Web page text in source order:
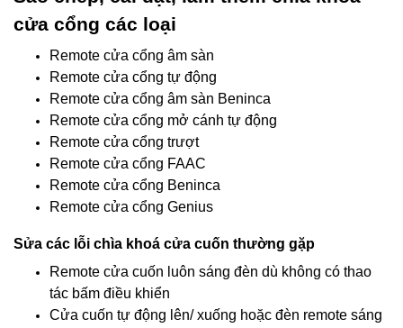
cửa cổng các loại
Remote cửa cổng âm sàn
Remote cửa cổng tự động
Remote cửa cổng âm sàn Beninca
Remote cửa cổng mở cánh tự động
Remote cửa cổng trượt
Remote cửa cổng FAAC
Remote cửa cổng Beninca
Remote cửa cổng Genius
Sửa các lỗi chìa khoá cửa cuốn thường gặp
Remote cửa cuốn luôn sáng đèn dù không có thao
tác bấm điều khiển
Cửa cuốn tự động lên/ xuống hoặc đèn remote sáng